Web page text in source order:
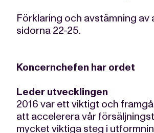
Förklaring och avstämning
sidorna 22-25.
Koncernchefen har ordet
Leder utvecklingen
2016 var ett viktigt och
att accelerera vår
mycket viktiga steg i